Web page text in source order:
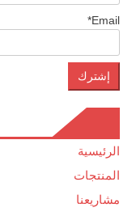
Email*
الرئيسية
المنتجات
مشاريعنا